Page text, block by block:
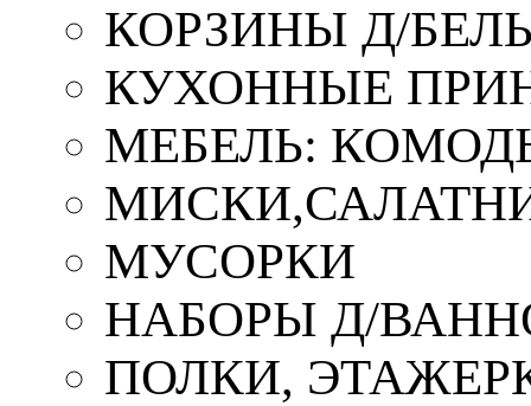
КОРЗИНЫ Д/
КУХОННЫЕ
МЕБЕЛЬ:
МУСОРКИ
НАБОРЫ Д/
ПОЛКИ,